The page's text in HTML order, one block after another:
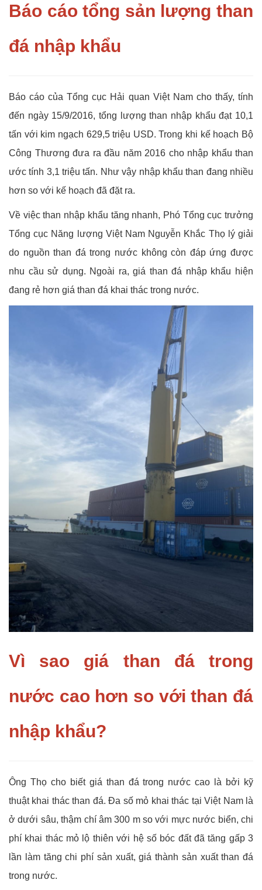
Báo cáo tổng sản lượng than
đá nhập khẩu
Báo cáo của Tổng cục Hải quan Việt Nam cho thấy, tính
đến ngày 15/9/2016, tổng lượng than nhập khẩu đạt 10,1
tấn với kim ngạch 629,5 triệu USD. Trong khi kế hoạch Bộ
Công Thương đưa ra đầu năm 2016 cho nhập khẩu than
ước tính 3,1 triệu tấn. Như vậy nhập khẩu than đang nhiều
hơn so với kế hoạch đã đặt ra.
Về việc than nhập khẩu tăng nhanh, Phó Tổng cục trưởng
Tổng cục Năng lượng Việt Nam Nguyễn Khắc Thọ lý giải
do nguồn than đá trong nước không còn đáp ứng được
nhu cầu sử dụng. Ngoài ra, giá than đá nhập khẩu hiện
đang rẻ hơn giá than đá khai thác trong nước.
Vì sao giá than đá trong
nước cao hơn so với than đá
nhập khẩu?
Ông Thọ cho biết giá than đá trong nước cao là bởi kỹ
thuật khai thác than đá. Đa số mỏ khai thác tại Việt Nam là
ở dưới sâu, thậm chí âm 300 m so với mực nước biển, chi
phí khai thác mỏ lộ thiên với hệ số bóc đất đã tăng gấp 3
lần làm tăng chi phí sản xuất, giá thành sản xuất than đá
trong nước.